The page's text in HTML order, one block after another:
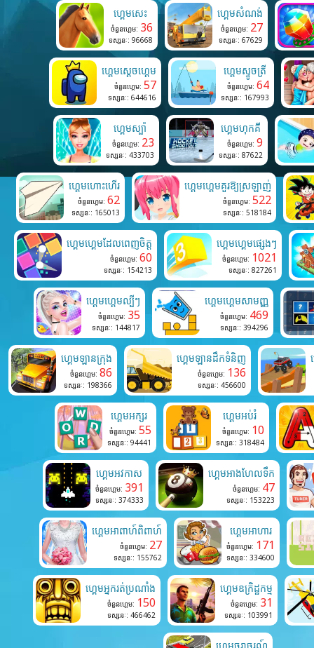
ហ្គេមសេះ
ចំនួនហ្គេម: 36
ទស្សនៈ: 96668
ហ្គេមសំណង់
ចំនួនហ្គេម: 27
ទស្សនៈ: 67629
ហ្គេមស្តេចហ្គេម
ចំនួនហ្គេម: 57
ទស្សនៈ: 644616
ហ្គេមស្ទូចត្រី
ចំនួនហ្គេម: 64
ទស្សនៈ: 167993
ហ្គេមស្ប៉ា
ចំនួនហ្គេម: 23
ទស្សនៈ: 433703
ហ្គេមហុកគី
ចំនួនហ្គេម: 9
ទស្សនៈ: 87622
ហ្គេមហោះហើរ
ចំនួនហ្គេម: 62
ទស្សនៈ: 165013
ហ្គេមហ្គេមគួរឱ្យស្រឡាញ់
ចំនួនហ្គេម: 522
ទស្សនៈ: 518184
ហ្គេមហ្គេមដែលពេញចិត្ត
ចំនួនហ្គេម: 60
ទស្សនៈ: 154213
ហ្គេមហ្គេមផ្សេងៗ
ចំនួនហ្គេម: 1021
ទស្សនៈ: 827261
ហ្គេមហ្គេមល្បីៗ
ចំនួនហ្គេម: 35
ទស្សនៈ: 144817
ហ្គេមហ្គេមសាមញ្ញ
ចំនួនហ្គេម: 469
ទស្សនៈ: 394296
ហ្គេមឡានក្រុង
ចំនួនហ្គេម: 86
ទស្សនៈ: 198366
ហ្គេមឡានដឹកទំនិញ
ចំនួនហ្គេម: 136
ទស្សនៈ: 456600
ហ្គេមអក្សរ
ចំនួនហ្គេម: 55
ទស្សនៈ: 94441
ហ្គេមអប់រំ
ចំនួនហ្គេម: 10
ទស្សនៈ: 318484
ហ្គេមអវកាស
ចំនួនហ្គេម: 391
ទស្សនៈ: 374333
ហ្គេមអាងហែលទឹក
ចំនួនហ្គេម: 47
ទស្សនៈ: 153223
ហ្គេមអាពាហ៍ពិពាហ៍
ចំនួនហ្គេម: 27
ទស្សនៈ: 155762
ហ្គេមអាហារ
ចំនួនហ្គេម: 171
ទស្សនៈ: 334600
ហ្គេមអ្នករត់ប្រណាំង
ចំនួនហ្គេម: 150
ទស្សនៈ: 466462
ហ្គេមឧក្រិដ្ឋកម្ម
ចំនួនហ្គេម: 31
ទស្សនៈ: 103991
ហ្គេម​ចរាចរណ៍